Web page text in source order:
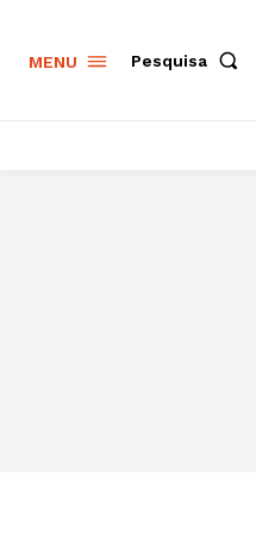
MENU Pesquisa